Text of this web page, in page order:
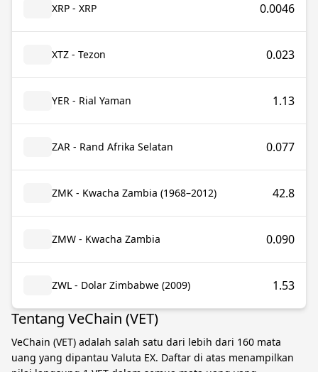
XRP - XRP 0.0046
XTZ - Tezon 0.023
YER - Rial Yaman 1.13
ZAR - Rand Afrika Selatan 0.077
ZMK - Kwacha Zambia (1968–2012) 42.8
ZMW - Kwacha Zambia 0.090
ZWL - Dolar Zimbabwe (2009) 1.53
Tentang VeChain (VET)
VeChain (VET) adalah salah satu dari lebih dari 160 mata
uang yang dipantau Valuta EX. Daftar di atas menampilkan